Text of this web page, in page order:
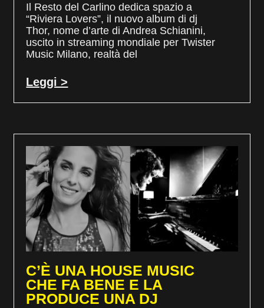
Il Resto del Carlino dedica spazio a
“Riviera Lovers”, il nuovo album di dj
Thor, nome d’arte di Andrea Schianini,
uscito in streaming mondiale per Twister
Music Milano, realtà del
Leggi >
C’È UNA HOUSE MUSIC
CHE FA BENE E LA
PRODUCE UNA DJ